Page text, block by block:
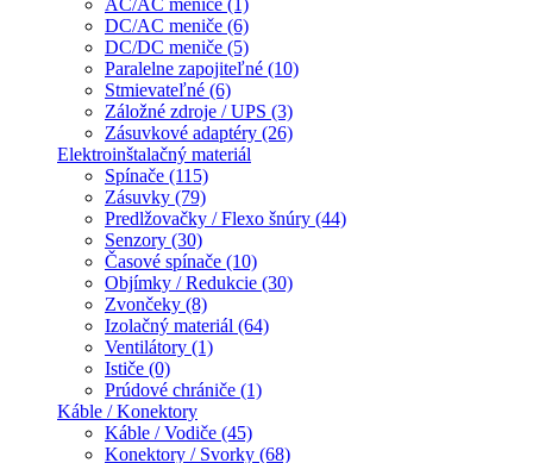
AC/AC meniče (1)
DC/AC meniče (6)
DC/DC meniče (5)
Paralelne zapojiteľné (10)
Stmievateľné (6)
Záložné zdroje / UPS (3)
Zásuvkové adaptéry (26)
Elektroinštalačný materiál
Spínače (115)
Zásuvky (79)
Predlžovačky / Flexo šnúry (44)
Senzory (30)
Časové spínače (10)
Objímky / Redukcie (30)
Zvončeky (8)
Izolačný materiál (64)
Ventilátory (1)
Ističe (0)
Prúdové chrániče (1)
Káble / Konektory
Káble / Vodiče (45)
Konektory / Svorky (68)